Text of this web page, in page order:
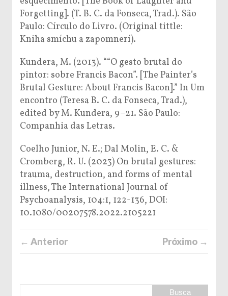
Forgetting]. (T. B. C. da Fonseca, Trad.). São
Paulo: Círculo do Livro. (Original tittle:
Kniha smíchu a zapomnerí).
Kundera, M. (2013). ““O gesto brutal do
pintor: sobre Francis Bacon”. [The Painter’s
Brutal Gesture: About Francis Bacon].” In Um
encontro (Teresa B. C. da Fonseca, Trad.),
edited by M. Kundera, 9–21. São Paulo:
Companhia das Letras.
Coelho Junior, N. E.; Dal Molin, E. C. &
Cromberg, R. U. (2023) On brutal gestures:
trauma, destruction, and forms of mental
illness, The International Journal of
Psychoanalysis, 104:1, 122-136, DOI:
10.1080/00207578.2022.2105221
← Anterior Próximo →